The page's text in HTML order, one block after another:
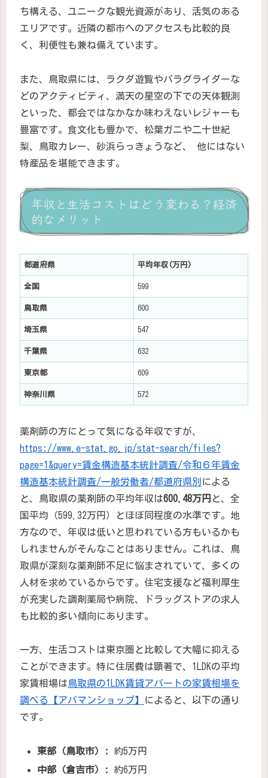
ち構える、ユニークな観光資源があり、活気のある
エリアです。近隣の都市へのアクセスも比較的良
く、利便性も兼ね備えています。
また、鳥取県には、ラクダ遊覧やパラグライダーな
どのアクティビティ、満天の星空の下での天体観測
といった、都会ではなかなか味わえないレジャーも
豊富です。食文化も豊かで、松葉ガニや二十世紀
梨、鳥取カレー、砂浜らっきょうなど、 他にはない
特産品を堪能できます。
年収と生活コストはどう変わる？経済
的なメリット
都道府県 平均年収(万円)
全国 599
鳥取県 600
埼玉県 547
千葉県 632
東京都 609
神奈川県 572
薬剤師の方にとって気になる年収ですが、
https://www.e-stat.go.jp/stat-search/files?
page=1&query=賃金構造基本統計調査/令和６年賃金
構造基本統計調査/一般労働者/都道府県別 による
と、鳥取県の薬剤師の平均年収は600.48万円 と、全
国平均（599.32万円）とほぼ同程度の水準です。地
方なので、年収は低いと思われている方もいるかも
しれませんがそんなことはありません。これは、鳥
取県が深刻な薬剤師不足に悩まされていて、多くの
人材を求めているからです。住宅支援など福利厚生
が充実した調剤薬局や病院、ドラッグストアの求人
も比較的多い傾向にあります。
一方、生活コストは東京圏と比較して大幅に抑える
ことができます。特に住居費は顕著で、1LDKの平均
家賃相場は鳥取県の1LDK賃貸アパートの家賃相場を
調べる【アパマンショップ】
によると、以下の通り
です。
東部（鳥取市）:
約5万円
中部（倉吉市）:
約6万円